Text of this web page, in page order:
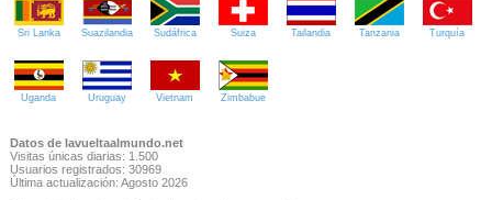
Sri Lanka Suazilandia Sudáfrica Suiza Tailandia Tanzania Turquía
Uganda Uruguay Vietnam Zimbabue
Datos de lavueltaalmundo.net
Visitas únicas diarias: 1.500
Usuarios registrados: 30969
Última actualización: Agosto 2026